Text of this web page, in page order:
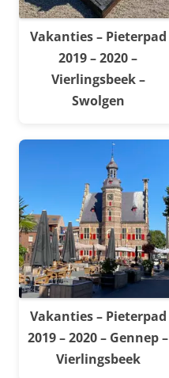
Vakanties – Pieterpad
2019 – 2020 –
Vierlingsbeek –
Swolgen
Vakanties – Pieterpad
2019 – 2020 – Gennep –
Vierlingsbeek